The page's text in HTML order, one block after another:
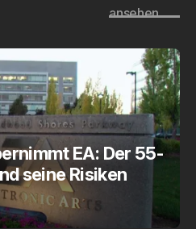
ansehen
EA: Der 55-
seine Risiken